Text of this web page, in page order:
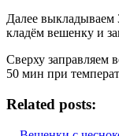
Далее выкладываем
кладём вешенку и
Сверху заправляем
50 мин при
Related posts: